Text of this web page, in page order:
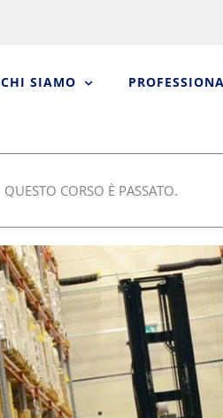
CHI SIAMO
QUESTO CORSO È PASSATO.